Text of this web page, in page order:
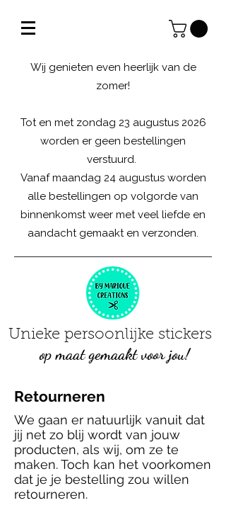
Wij genieten even heerlijk van de
zomer!
Tot en met zondag 23 augustus 2026
worden er geen bestellingen
verstuurd.
Vanaf maandag 24 augustus worden
alle bestellingen op volgorde van
binnenkomst weer met veel liefde en
aandacht gemaakt en verzonden.
Unieke persoonlijke stickers
op maat gemaakt voor jou!
Retourneren
We gaan er natuurlijk vanuit dat
jij net zo blij wordt van jouw
producten, als wij, om ze te
maken. Toch kan het voorkomen
dat je je bestelling zou willen
retourneren.